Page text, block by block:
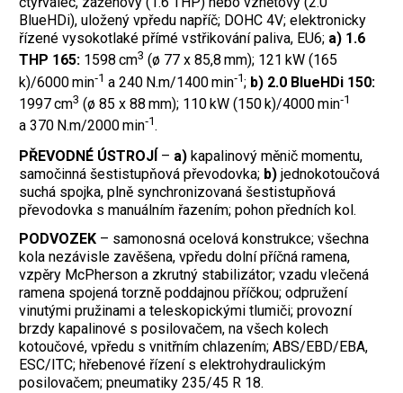
BlueHDi), uložený vpředu napříč; DOHC 4V; elektronicky
řízené vysokotlaké přímé vstřikování paliva, EU6; a) 1.6
THP 165: 1598 cm3 (ø 77 x 85,8 mm); 121 kW (165
k)/6000 min‑1 a 240 N.m/1400 min‑1; b) 2.0 BlueHDi 150:
1997 cm3 (ø 85 x 88 mm); 110 kW (150 k)/4000 min‑1
a 370 N.m/2000 min‑1.
PŘEVODNÉ ÚSTROJÍ – a) kapalinový měnič momentu,
samočinná šestistupňová převodovka; b) jednokotoučová
suchá spojka, plně synchronizovaná šestistupňová
převodovka s manuálním řazením; pohon předních kol.
PODVOZEK – samonosná ocelová konstrukce; všechna
kola nezávisle zavěšena, vpředu dolní příčná ramena,
vzpěry McPherson a zkrutný stabilizátor; vzadu vlečená
ramena spojená torzně poddajnou příčkou; odpružení
vinutými pružinami a teleskopickými tlumiči; provozní
brzdy kapalinové s posilovačem, na všech kolech
kotoučové, vpředu s vnitřním chlazením; ABS/EBD/EBA,
ESC/ITC; hřebenové řízení s elektrohydraulickým
posilovačem; pneumatiky 235/45 R 18.